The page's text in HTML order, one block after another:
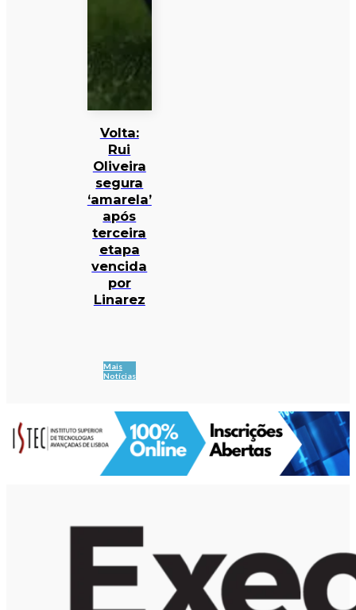
Volta:
Rui
Oliveira
segura
‘amarela’
após
terceira
etapa
vencida
por
Linarez
Mais
Notícias